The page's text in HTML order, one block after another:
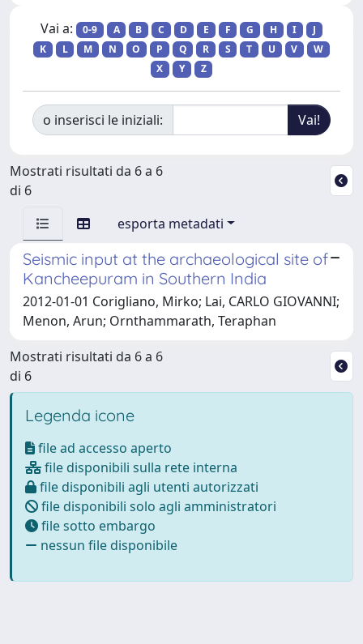
Vai a: 0-9 A B C D E F G H I
J
K
L M N O P Q R S T U V
W
X
Y Z
o inserisci le iniziali:
Mostrati risultati da 6 a 6
di 6
esporta metadati
Seismic input at the archaeological site of
Kancheepuram in Southern India
2012-01-01 Corigliano, Mirko; Lai, CARLO GIOVANNI;
Menon, Arun; Ornthammarath, Teraphan
Mostrati risultati da 6 a 6
di 6
Legenda icone
file ad accesso aperto
file disponibili sulla rete interna
file disponibili agli utenti autorizzati
file disponibili solo agli amministratori
file sotto embargo
nessun file disponibile